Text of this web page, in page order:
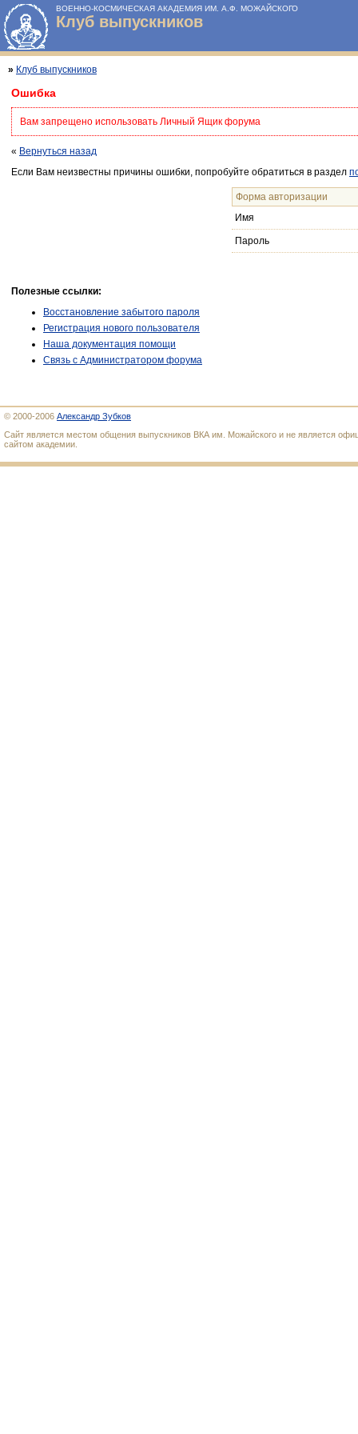
ВОЕННО-КОСМИЧЕСКАЯ АКАДЕМИЯ ИМ. А.Ф. МОЖАЙСКОГО
Клуб выпускников
» Клуб выпускников
Ошибка
Вам запрещено использовать Личный Ящик форума
« Вернуться назад
Если Вам неизвестны причины ошибки, попробуйте обратиться в раздел
Форма авторизации
Имя
Пароль
Полезные ссылки:
Восстановление забытого пароля
Регистрация нового пользователя
Наша документация помощи
Связь с Администратором форума
© 2000-2006 Александр Зубков
Сайт является местом общения выпускников ВКА им. Можайского и не является
сайтом академии.